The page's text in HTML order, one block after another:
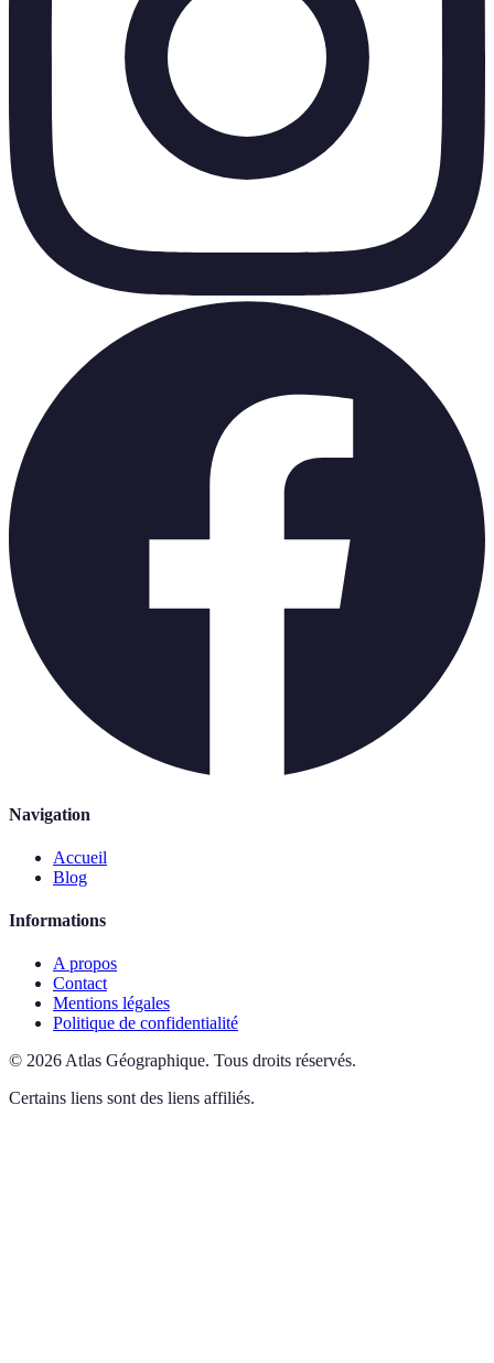
Navigation
Accueil
Blog
Informations
A propos
Contact
Mentions légales
Politique de confidentialité
© 2026 Atlas Géographique. Tous droits réservés.
Certains liens sont des liens affiliés.